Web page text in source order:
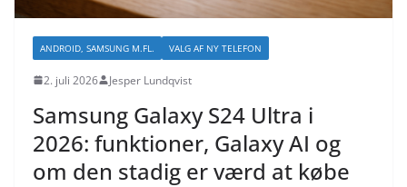
ANDROID, SAMSUNG M.FL. VALG AF NY TELEFON
2. juli 2026 Jesper Lundqvist
Samsung Galaxy S24 Ultra i
2026: funktioner, Galaxy AI og
om den stadig er værd at købe